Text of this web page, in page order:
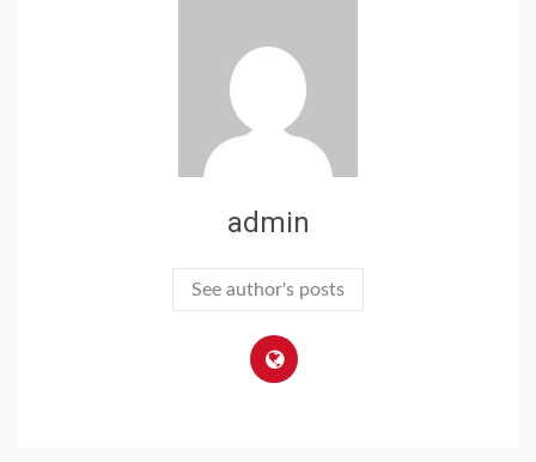
admin
See author's posts